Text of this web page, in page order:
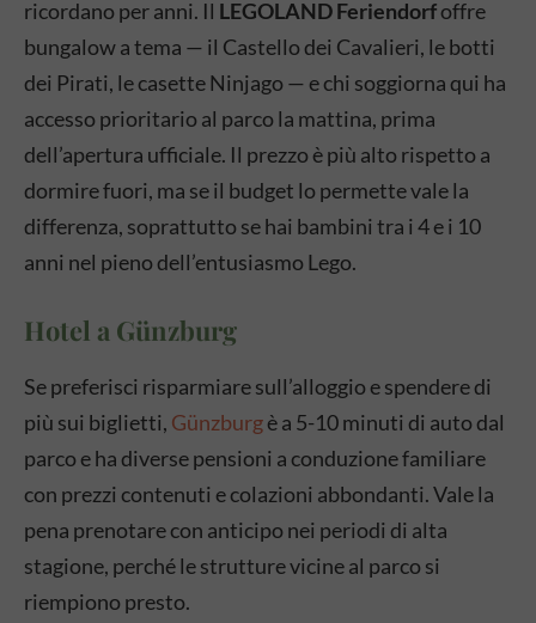
ricordano per anni. Il LEGOLAND Feriendorfoffre
bungalow a tema — il Castello dei Cavalieri, le botti
dei Pirati, le casette Ninjago — e chi soggiorna qui ha
accesso prioritario al parco la mattina, prima
dell’apertura ufficiale. Il prezzo è più alto rispetto a
dormire fuori, ma se il budget lo permette vale la
differenza, soprattutto se hai bambini tra i 4 e i 10
anni nel pieno dell’entusiasmo Lego.
Hotel a Günzburg
Se preferisci risparmiare sull’alloggio e spendere di
più sui biglietti, Günzburgè a 5-10 minuti di auto dal
parco e ha diverse pensioni a conduzione familiare
con prezzi contenuti e colazioni abbondanti. Vale la
pena prenotare con anticipo nei periodi di alta
stagione, perché le strutture vicine al parco si
riempiono presto.